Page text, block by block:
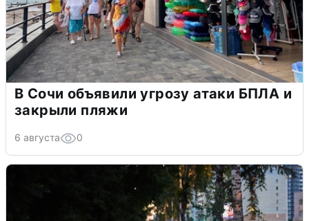
В Сочи объявили угрозу атаки БПЛА и
закрыли пляжи
6 августа 0